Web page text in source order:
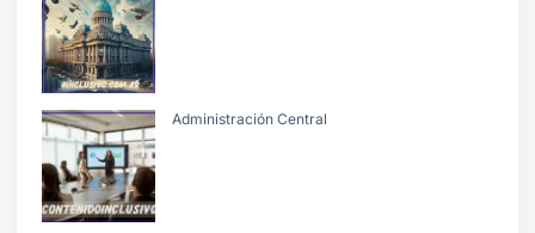
Administración Central